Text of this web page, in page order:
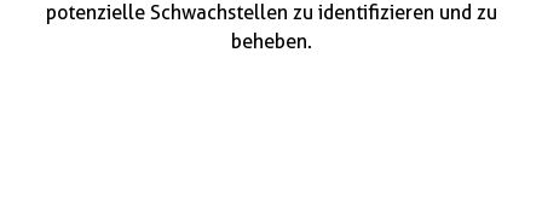
potenzielle Schwachstellen zu identifizieren und zu
beheben.